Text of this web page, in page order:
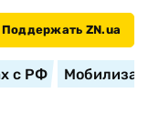
Поддержать ZN.ua
с РФ